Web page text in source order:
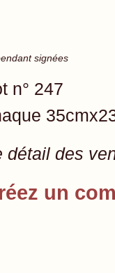
signées
n° 247
détail des
un